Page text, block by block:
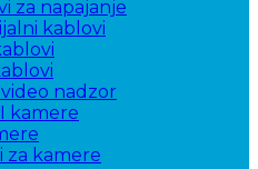
za napajanje
kablovi
nadzor
kamere
za kamere